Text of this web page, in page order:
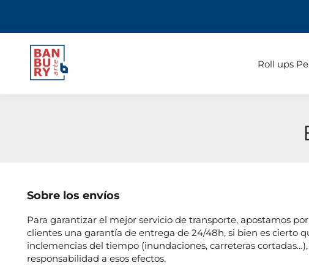
Roll ups
Sobre los envíos
Para garantizar el mejor servicio de transporte, apostamos
clientes una garantía de entrega de 24/48h, si bien es cierto
inclemencias del tiempo (inundaciones, carreteras
responsabilidad a esos efectos.